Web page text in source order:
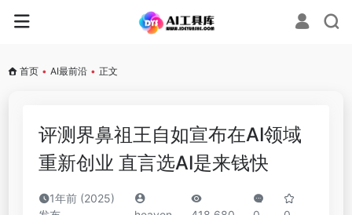
首页 • AI最前沿 • 正文
评测界鼻祖王自如宣布在AI领域
重新创业 直言选AI是来钱快
1年前 (2025)